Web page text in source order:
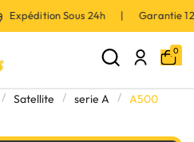
Expédition Sous 24h | Garantie
0
Satellite serie A A500